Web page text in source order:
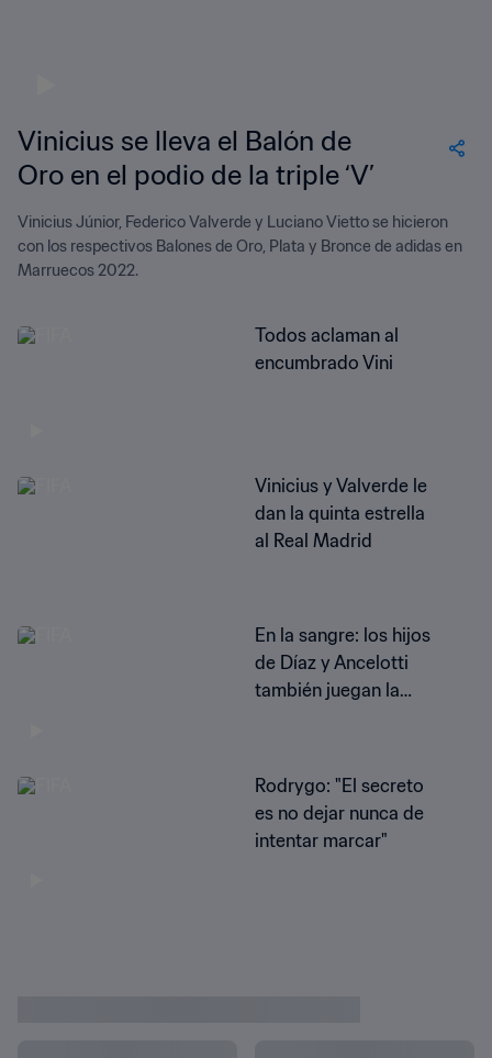
Vinicius se lleva el Balón de
Oro en el podio de la triple ‘V’
Vinicius Júnior, Federico Valverde y Luciano Vietto se hicieron
con los respectivos Balones de Oro, Plata y Bronce de adidas en
Marruecos 2022.
Todos aclaman al
encumbrado Vini
Vinicius y Valverde le
dan la quinta estrella
al Real Madrid
En la sangre: los hijos
de Díaz y Ancelotti
también juegan la
Rodrygo: "El secreto
es no dejar nunca de
intentar marcar"